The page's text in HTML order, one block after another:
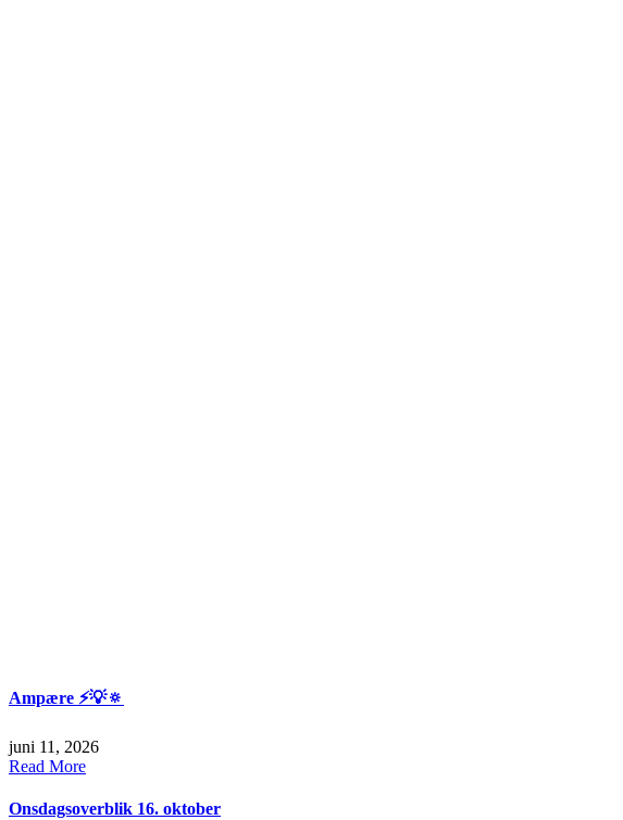
Ampære ⚡️💡🔅
juni 11, 2026
Read More
Onsdagsoverblik 16. oktober